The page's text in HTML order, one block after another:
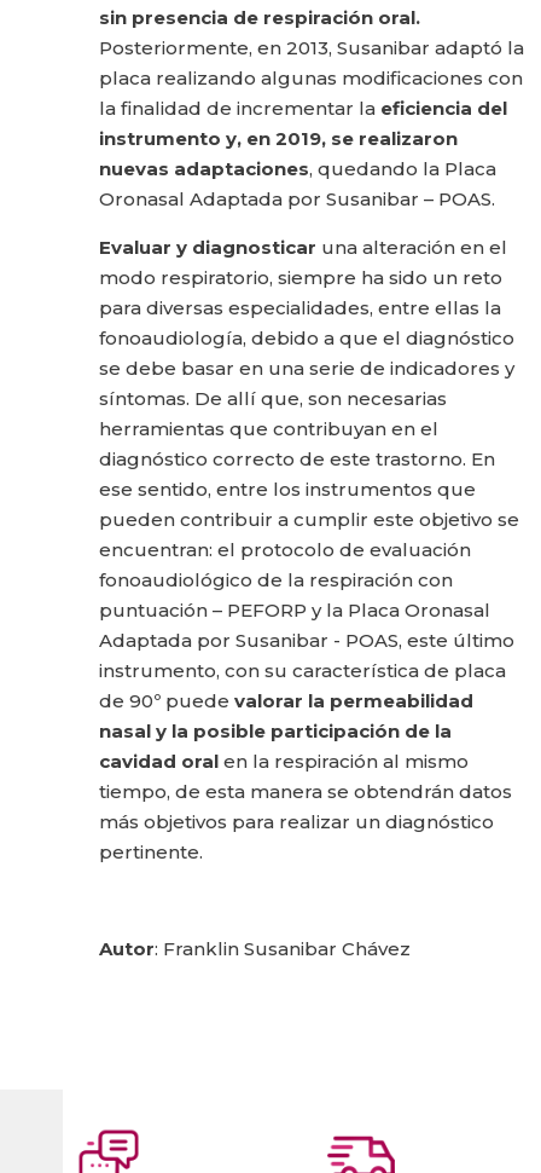
sin presencia de respiración oral.
Posteriormente, en 2013, Susanibar adaptó la
placa realizando algunas modificaciones con
la finalidad de incrementar la eficiencia del
instrumento y, en 2019, se realizaron
nuevas adaptaciones, quedando la Placa
Oronasal Adaptada por Susanibar – POAS.
Evaluar y diagnosticar una alteración en el
modo respiratorio, siempre ha sido un reto
para diversas especialidades, entre ellas la
fonoaudiología, debido a que el diagnóstico
se debe basar en una serie de indicadores y
síntomas. De allí que, son necesarias
herramientas que contribuyan en el
diagnóstico correcto de este trastorno. En
ese sentido, entre los instrumentos que
pueden contribuir a cumplir este objetivo se
encuentran: el protocolo de evaluación
fonoaudiológico de la respiración con
puntuación – PEFORP y la Placa Oronasal
Adaptada por Susanibar - POAS, este último
instrumento, con su característica de placa
de 90º puede valorar la permeabilidad
nasal y la posible participación de la
cavidad oral en la respiración al mismo
tiempo, de esta manera se obtendrán datos
más objetivos para realizar un diagnóstico
pertinente.
Autor: Franklin Susanibar Chávez